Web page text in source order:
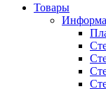
Товары